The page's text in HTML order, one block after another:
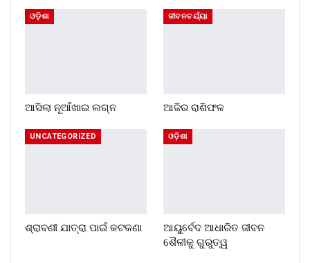
ଓଡ଼ିଶା
ଆସିଲା ନୂଆଁଖାଇ ଲଗ୍ନ
ଜୀବନଚର୍ଯ୍ୟା
ଆଜିର ରାଶିଫଳ
UNCATEGORIZED
ଶ୍ରାବଣୀ ଯାତ୍ରା ପାଇଁ କଟକଣା
ଓଡ଼ିଶା
ଆୟୁର୍ବେଦ ଆଧାରିତ ଜୀବନ
ଶୈଳୀକୁ ଗୁରୁତ୍ୱ